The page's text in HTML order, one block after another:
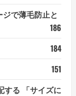
で薄毛防止と
186
184
151
する 「サイズに